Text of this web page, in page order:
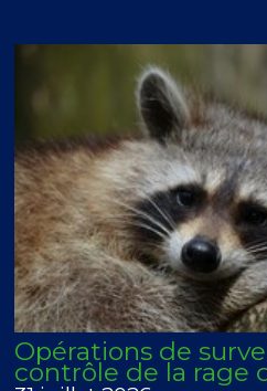
Opérations de
contrôle de la rage